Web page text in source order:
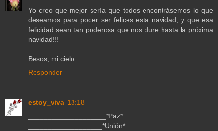
Yo creo que mejor sería que todos encontrásemos lo que
deseamos para poder ser felices esta navidad, y que esa
felicidad sean tan poderosa que nos dure hasta la próxima
navidad!!!
Besos, mi cielo
Responder
estoy_viva 13:18
____________________*Paz*
___________________*Unión*